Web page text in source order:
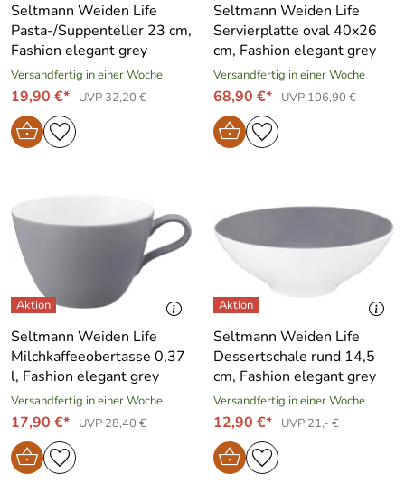
Seltmann Weiden Life
Pasta-/Suppenteller 23 cm,
Fashion elegant grey
Versandfertig in einer Woche
19,90 €* UVP 32,20 €
Seltmann Weiden Life
Servierplatte oval 40x26
cm, Fashion elegant grey
Versandfertig in einer Woche
68,90 €* UVP 106,90 €
Seltmann Weiden Life
Milchkaffeeobertasse 0,37
l, Fashion elegant grey
Versandfertig in einer Woche
17,90 €* UVP 28,40 €
Seltmann Weiden Life
Dessertschale rund 14,5
cm, Fashion elegant grey
Versandfertig in einer Woche
12,90 €* UVP 21,- €